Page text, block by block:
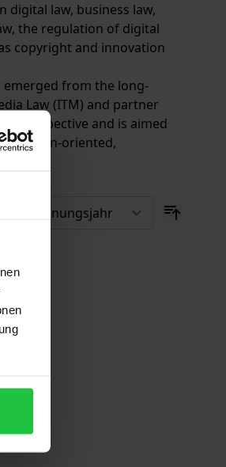
law, business law,
the regulation of digital
copyright and innovation
emerged from the long-
Law (ITM) and partner
perspective and is aimed
oriented,